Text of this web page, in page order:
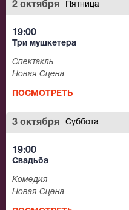
2 октября Пятница
19:00
Три мушкетера
Спектакль
Новая Сцена
ПОСМОТРЕТЬ
3 октября Суббота
19:00
Свадьба
Комедия
Новая Сцена